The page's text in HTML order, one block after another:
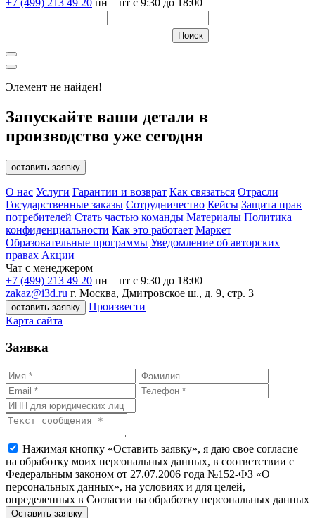
Элемент не найден!
Запускайте ваши детали в
производство уже сегодня
оставить заявку
О нас Услуги Гарантии и возврат Как связаться Отрасли
Государственные заказы Сотрудничество Кейсы Защита прав
потребителей Стать частью команды Материалы Политика
конфиденциальности Как это работает Маркет
Образовательные программы Уведомление об авторских
правах Акции
Чат с менеджером
+7 (499) 213 49 20 пн—пт с 9:30 до 18:00
zakaz@i3d.ru г. Москва, Дмитровское ш., д. 9, стр. 3
оставить заявку
Произвести
Карта сайта
Заявка
Нажимая кнопку «Оставить заявку», я даю свое согласие
на обработку моих персональных данных, в соответствии с
Федеральным законом от 27.07.2006 года №152-ФЗ «О
персональных данных», на условиях и для целей,
определенных в Согласии на обработку персональных данных